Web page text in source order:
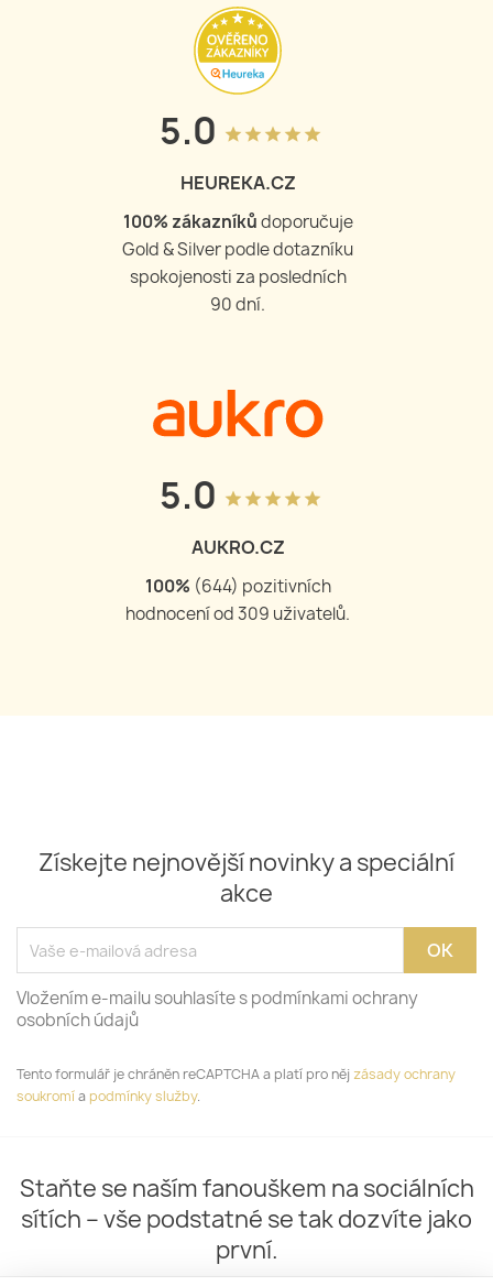
5.0 grade grade grade grade grade
HEUREKA.CZ
100% zákazníkůdoporučuje
Gold & Silver podle dotazníku
spokojenosti za posledních
90 dní.
5.0 grade grade grade grade grade
AUKRO.CZ
100% (644) pozitivních
hodnocení od309 uživatelů.
Získejte nejnovější novinky a speciální
akce
Vložením e-mailu souhlasíte s podmínkami ochrany
osobních údajů
Tento formulář je chráněn reCAPTCHA a platí pro něj zásady ochrany
soukromía podmínky služby.
Staňte se naším fanouškem na sociálních
sítích – vše podstatné se tak dozvíte jako
první.